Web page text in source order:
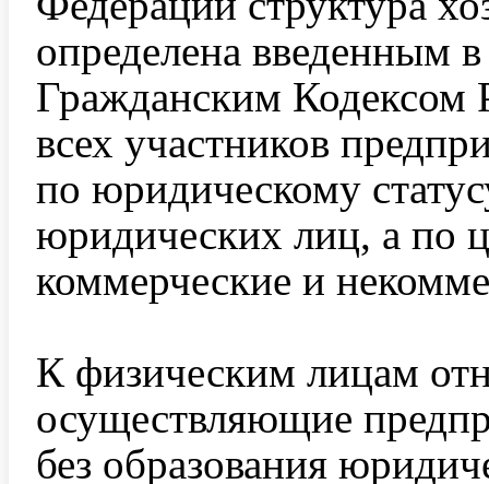
определена введенным
Гражданским Кодексом
всех участников
по юридическому
юридических лиц, а по
коммерческие и
К физическим лицам
осуществляющие
без образования